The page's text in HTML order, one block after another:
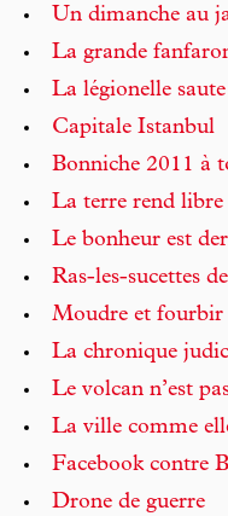
Un dimanche au
La grande
La légionelle
Capitale Istanbul
Bonniche 2011 à
La terre rend libre
Le bonheur est
Ras-les-sucettes
Moudre et fourbir
La chronique
Le volcan n’est
La ville comme
Facebook contre
Drone de guerre